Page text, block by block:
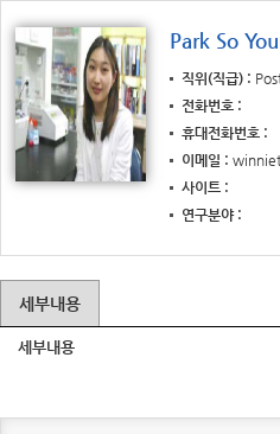
Park So
직위(직급)
전화번호
휴대전화번호
이메일
사이트
연구분야
세부내용
세부내용